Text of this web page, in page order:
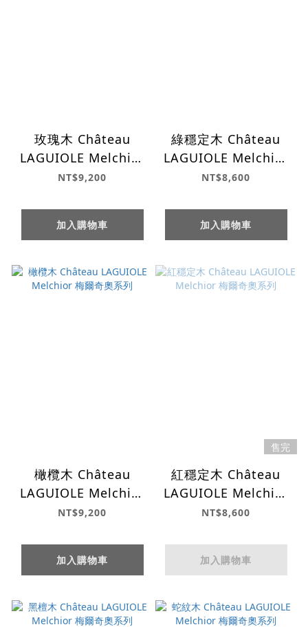
玫瑰木 Château
LAGUIOLE Melchior
梅爾奇奧系列
NT$9,200
加入購物車
綠穩定木 Château
LAGUIOLE Melchior
梅爾奇奧系列
NT$8,600
加入購物車
橄欖木 Château
LAGUIOLE Melchior
梅爾奇奧系列
NT$9,200
加入購物車
售完
紅穩定木 Château
LAGUIOLE Melchior
梅爾奇奧系列
NT$8,600
加入購物車